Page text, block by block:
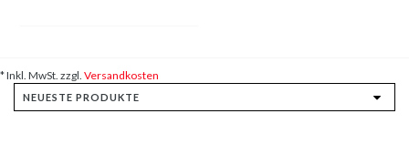
* Inkl. MwSt. zzgl. Versandkosten